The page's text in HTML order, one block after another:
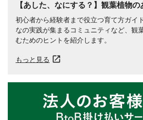
【あした、なにする？】観葉植物の
初心者から経験者まで役立つ育て方ガイ
なの実践が集まるコミュニティなど、観
むためのヒントを紹介します。
もっと見る